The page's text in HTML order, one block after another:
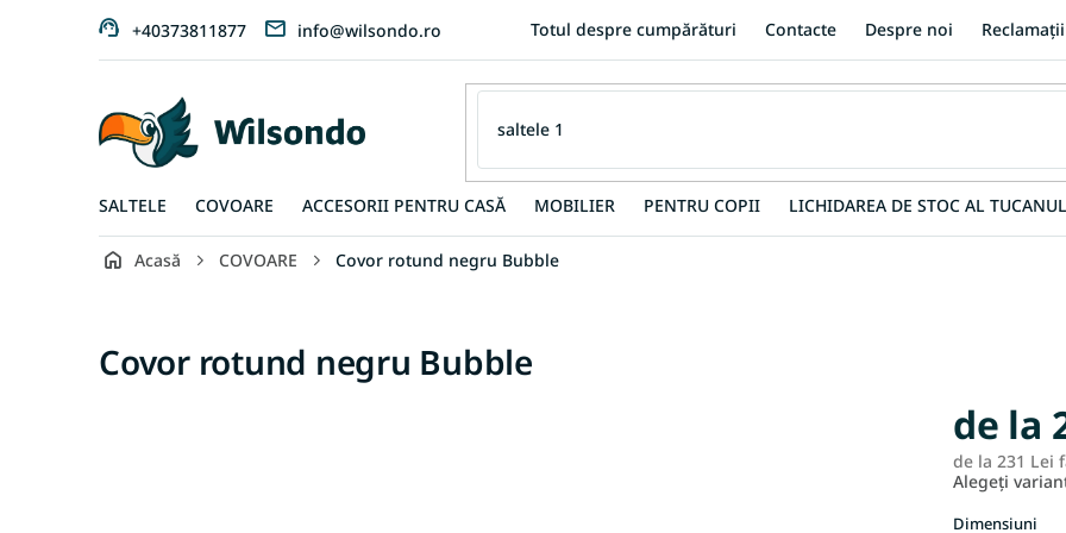
+40373811877 info@wilsondo.ro Totul despre cumpărături Contacte Despre noi
SALTELE COVOARE ACCESORII PENTRU CASĂ MOBILIER PENTRU COPII LICHIDAREA DE STOC AL
Acasă COVOARE Covor rotund negru Bubble
Covor rotund negru Bubble
de la
de la 231 Lei
Alegeţi
Dimensiuni